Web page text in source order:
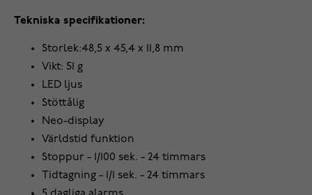
Tekniska specifikationer:
Storlek:48,5 x 45,4 x 11,8 mm
Vikt: 51 g
LED ljus
Stöttålig
Neo-display
Världstid funktion
Stoppur - 1/100 sek. - 24 timmars
Tidtagning - 1/1 sek. - 24 timmars